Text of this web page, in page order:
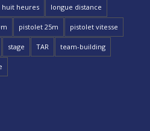
huit heures longue distance
pistolet 25m pistolet vitesse
stage TAR team-building